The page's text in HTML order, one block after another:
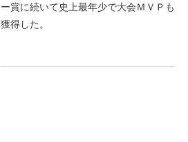
ー賞に続いて史上最年少で大会ＭＶＰも
獲得した。